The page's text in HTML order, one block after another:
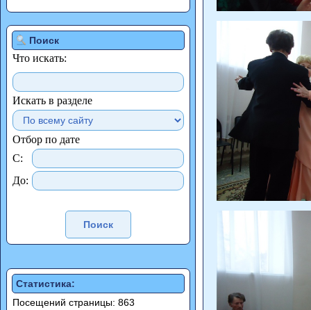
Поиск
Что искать:
Искать в разделе
Отбор по дате
С:
До:
Статистика:
Посещений страницы: 863